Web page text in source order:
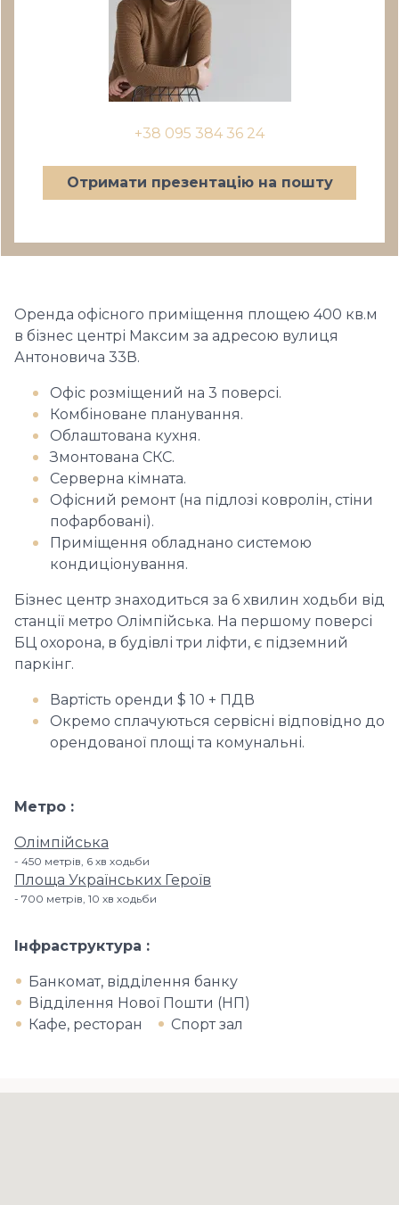
+38 095 384 36 24
Отримати презентацію на пошту
Оренда офісного приміщення площею 400 кв.м
в бізнес центрі Максим за адресою вулиця
Антоновича 33В.
Офіс розміщений на 3 поверсі.
Комбіноване планування.
Облаштована кухня.
Змонтована СКС.
Серверна кімната.
Офісний ремонт (на підлозі ковролін, стіни
пофарбовані).
Приміщення обладнано системою
кондиціонування.
Бізнес центр знаходиться за 6 хвилин ходьби від
станції метро Олімпійська. На першому поверсі
БЦ охорона, в будівлі три ліфти, є підземний
паркінг.
Вартість оренди $ 10 + ПДВ
Окремо сплачуються сервісні відповідно до
орендованої площі та комунальні.
Метро
Олімпійська
450 метрів, 6 хв ходьби
Площа Українських Героїв
700 метрів, 10 хв ходьби
Інфраструктура
Банкомат, відділення банку
Відділення Нової Пошти (НП)
Кафе, ресторан
Спорт зал